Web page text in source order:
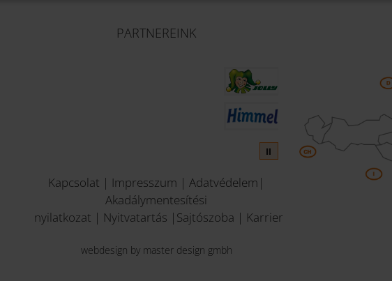
PARTNEREINK
⏸
Kapcsolat | Impresszum | Adatvédelem |
Akadálymentesítési
nyilatkozat | Nyitvatartás | Sajtószoba | Karrier
webdesign by master design gmbh